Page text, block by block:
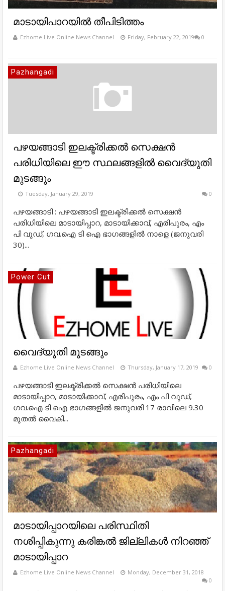
മാടായിപാറയിൽ തീപിടിത്തം
Ezhome Live Online News Channel Friday, February 22, 2019 0
Pazhangadi
പഴയങ്ങാടി ഇലക്ട്രിക്കൽ സെക്ഷൻ
പരിധിയിലെ ഈ സ്ഥലങ്ങളിൽ വൈദ്യുതി
മുടങ്ങും
Tuesday, January 29, 2019 0
പഴയങ്ങാടി : പഴയങ്ങാടി ഇലക്ട്രിക്കൽ സെക്ഷൻ
പരിധിയിലെ മാടായിപ്പാറ, മാടായിക്കാവ്, എരിപുരം, എം
പി വുഡ്, ഗവ.ഐ ടി ഐ ഭാഗങ്ങളിൽ നാളെ (ജനുവരി
30)...
Power Cut
വൈദ്യുതി മുടങ്ങും
Ezhome Live Online News Channel Thursday, January 17, 2019 0
പഴയങ്ങാടി ഇലക്ട്രിക്കൽ സെക്ഷൻ പരിധിയിലെ
മാടായിപ്പാറ, മാടായിക്കാവ്, എരിപുരം, എം പി വുഡ്,
ഗവ.ഐ ടി ഐ ഭാഗങ്ങളിൽ ജനുവരി 17 രാവിലെ 9.30
മുതൽ വൈകി...
Pazhangadi
മാടായിപ്പാറയിലെ പരിസ്ഥിതി
നശിപ്പികുന്നു കരിങ്കൽ ജില്ലികൾ നിറഞ്ഞ്
മാടായിപ്പാറ
Ezhome Live Online News Channel
Monday, December 31, 2018
0